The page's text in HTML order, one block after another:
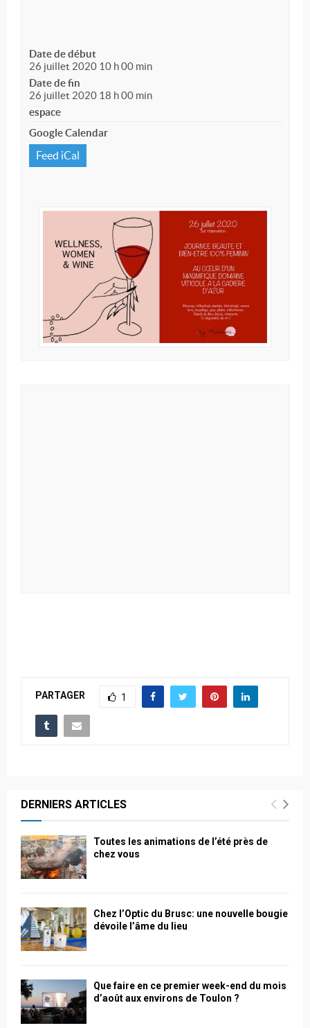
Date de début
26 juillet 2020 10 h 00 min
Date de fin
26 juillet 2020 18 h 00 min
espace
Google Calendar
Feed iCal
PARTAGER 1
DERNIERS ARTICLES
Toutes les animations de l’été près de
chez vous
Chez l’Optic du Brusc: une nouvelle bougie
dévoile l’âme du lieu
Que faire en ce premier week-end du mois
d’août aux environs de Toulon ?